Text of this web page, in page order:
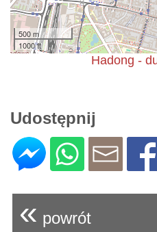
500 m
1000 ft
Hadong -
Udostępnij
« powrót